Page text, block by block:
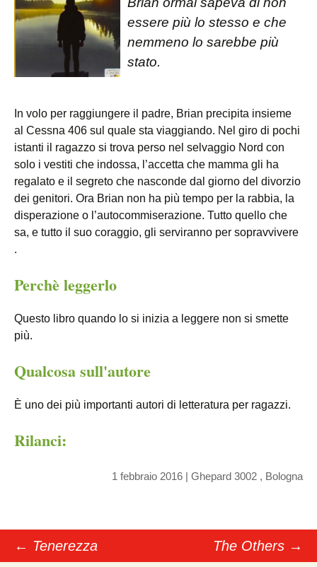
essere più lo stesso e che
nemmeno lo sarebbe più
stato.
In volo per raggiungere il padre, Brian precipita insieme
al Cessna 406 sul quale sta viaggiando. Nel giro di pochi
istanti il ragazzo si trova perso nel selvaggio Nord con
solo i vestiti che indossa, l’accetta che mamma gli ha
regalato e il segreto che nasconde dal giorno del divorzio
dei genitori. Ora Brian non ha più tempo per la rabbia, la
disperazione o l’autocommiserazione. Tutto quello che
sa, e tutto il suo coraggio, gli serviranno per sopravvivere
.
Perchè leggerlo
Questo libro quando lo si inizia a leggere non si smette
più.
Qualcosa sull'autore
È uno dei più importanti autori di letteratura per ragazzi.
Rilanci:
1 febbraio 2016 | Ghepard 3002 , Bologna
← Tenerezza The Others →